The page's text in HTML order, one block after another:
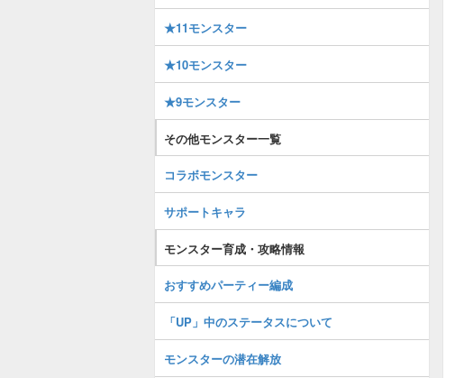
★11モンスター
★10モンスター
★9モンスター
その他モンスター一覧
コラボモンスター
サポートキャラ
モンスター育成・攻略情報
おすすめパーティー編成
「UP」中のステータスについて
モンスターの潜在解放